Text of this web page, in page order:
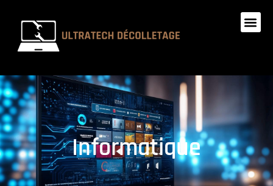
Informatique